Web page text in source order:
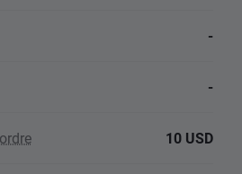
-
-
10 USD